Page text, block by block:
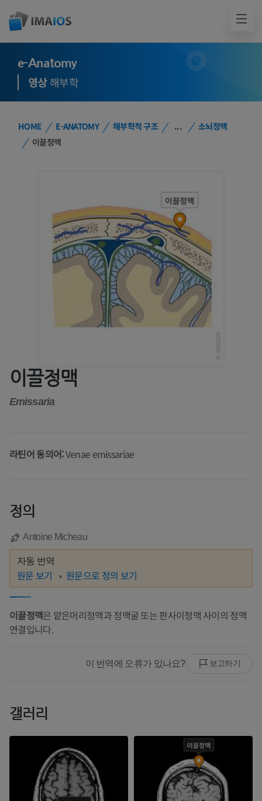
e-Anatomy
영상해부학
HOME E-ANATOMY 해부학적 구조 ...
소뇌정맥
이끌정맥
이끌정맥
Emissaria
라틴어 동의어:Venae emissariae
정의
Antoine Micheau
자동 번역
원문 보기 원문으로 정의 보기
이끌정맥은 얕은머리정맥과 정맥굴 또는 판사이정맥 사이의 정맥
연결입니다.
이 번역에 오류가 있나요? 보고하기
갤러리